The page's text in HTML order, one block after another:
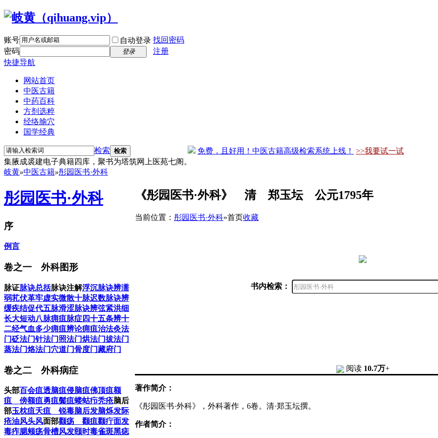
账号 自动登录 找回密码
密码
登录
注册
快捷导航
网站首页
中医古籍
中药百科
方剂选粹
经络腧穴
国学经典
检索 检索 免费，且好用！中医古籍高级检索系统上线！
>>我要试一试
集腋成裘建电子典籍四库，聚书为塔筑网上医苑七阁。
岐黄»中医古籍»彤园医书·外科
彤园医书·外科
序
例言
卷之一 外科图形
脉证脉诀总括脉诀注解浮沉脉诀辨濡
弱芤伏革牢虚实微散十脉迟数脉诀辨
缓疾结促代五脉滑涩脉诀辨弦紧洪细
长大短动八脉痈疽脉症四十五条辨十
二经气血多少痈疽辨论痈疽治法灸法
门砭法门针法门 照法门烘法门拔法门
蒸法门烙法门 穴道门骨度门藏府门
卷之二 外科病症
头部百会疽透脑疽侵脑疽佛顶疽额
疽 傍额疽勇疽鬓疽蝼蛄疖秃疮脑后
部玉枕疽夭疽 锐毒脑后发脑烁发际
疮油风头风面部颧疡 颧疽颧疔面发
毒痄腮颊疡骨槽风发颐时毒雀斑黑痣
《彤园医书·外科》 清 郑玉坛 公元1795年
当前位置： 彤园医书·外科»首页收藏
书内检索：
阅读 10.7万+
著作简介：
《彤园医书·外科》，外科著作，6卷。清·郑玉坛撰。
作者简介：